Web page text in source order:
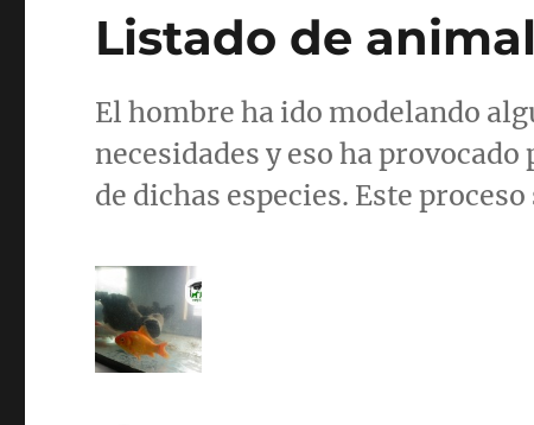
Listado de
El hombre ha ido modelando
necesidades y eso ha
de dichas especies. Este